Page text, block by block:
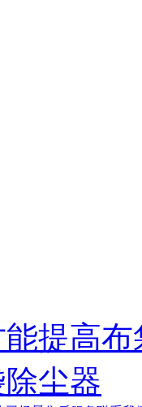
提高
尘器